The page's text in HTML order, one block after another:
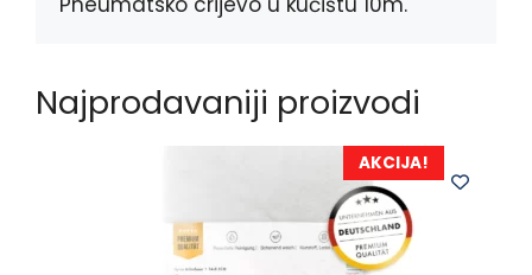
Najprodavaniji proizvodi
AKCIJA!